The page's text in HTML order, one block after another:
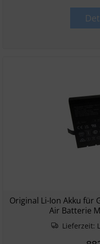
Original Li-Ion Akku für
Air Batterie
Lieferzeit: